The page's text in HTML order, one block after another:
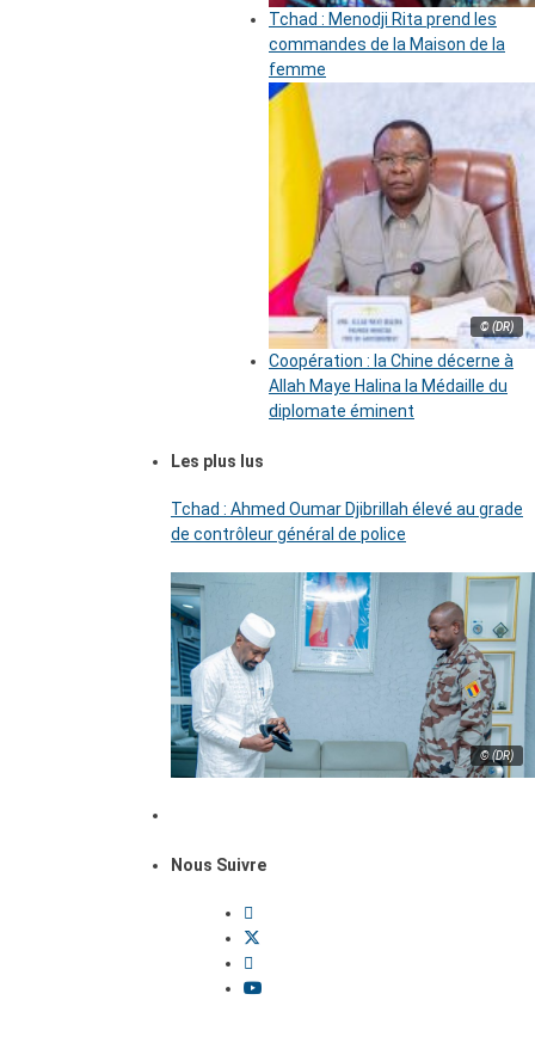
Tchad : Menodji Rita prend les
commandes de la Maison de la
femme
© (DR)
Coopération : la Chine décerne à
Allah Maye Halina la Médaille du
diplomate éminent
Les plus lus
Tchad : Ahmed Oumar Djibrillah élevé au grade
de contrôleur général de police
© (DR)
Nous Suivre